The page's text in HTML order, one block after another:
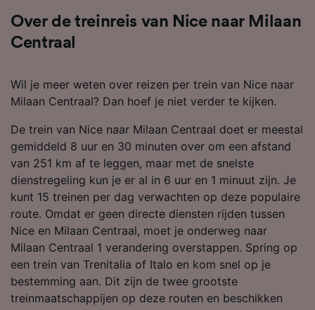
Over de treinreis van Nice naar Milaan
Centraal
Wil je meer weten over reizen per trein van Nice naar
Milaan Centraal? Dan hoef je niet verder te kijken.
De trein van Nice naar Milaan Centraal doet er meestal
gemiddeld 8 uur en 30 minuten over om een afstand
van 251 km af te leggen, maar met de snelste
dienstregeling kun je er al in 6 uur en 1 minuut zijn. Je
kunt 15 treinen per dag verwachten op deze populaire
route. Omdat er geen directe diensten rijden tussen
Nice en Milaan Centraal, moet je onderweg naar
Milaan Centraal 1 verandering overstappen. Spring op
een trein van Trenitalia of Italo en kom snel op je
bestemming aan. Dit zijn de twee grootste
treinmaatschappijen op deze routen en beschikken